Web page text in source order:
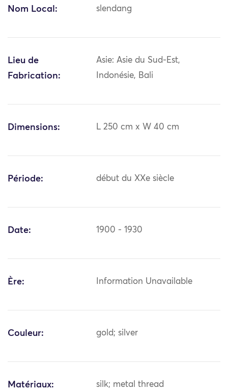
Nom Local: slendang
Lieu de
Fabrication:
Asie: Asie du Sud-Est,
Indonésie, Bali
Dimensions: L 250 cm x W 40 cm
Période: début du XXe siècle
Date: 1900 - 1930
Ère: Information Unavailable
Couleur: gold; silver
Matériaux: silk; metal thread